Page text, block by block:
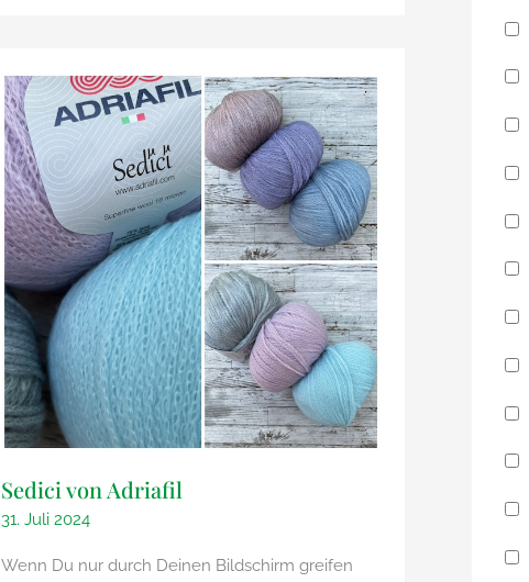
Sedici von Adriafil
31. Juli 2024
Wenn Du nur durch Deinen Bildschirm greifen